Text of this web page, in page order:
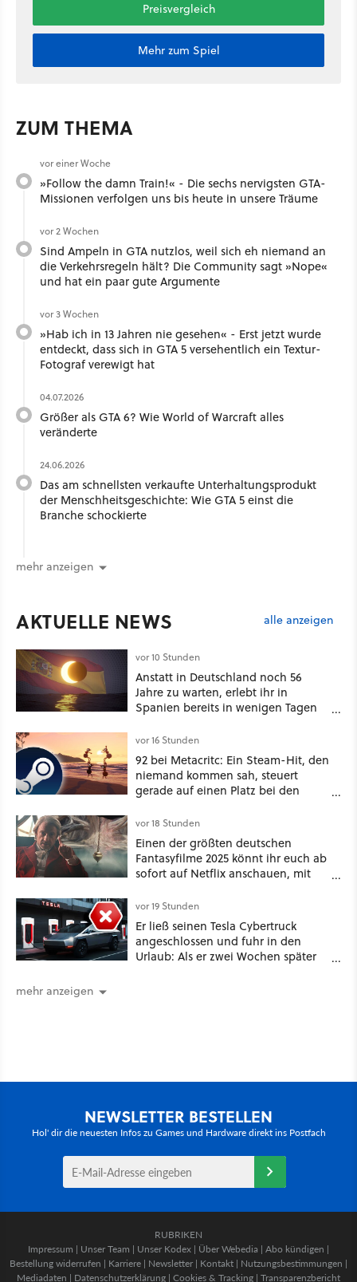
Preisvergleich
Mehr zum Spiel
ZUM THEMA
vor einer Woche
»Follow the damn Train!« - Die sechs nervigsten GTA-
Missionen verfolgen uns bis heute in unsere Träume
vor 2 Wochen
Sind Ampeln in GTA nutzlos, weil sich eh niemand an
die Verkehrsregeln hält? Die Community sagt »Nope«
und hat ein paar gute Argumente
vor 3 Wochen
»Hab ich in 13 Jahren nie gesehen« - Erst jetzt wurde
entdeckt, dass sich in GTA 5 versehentlich ein Textur-
Fotograf verewigt hat
04.07.2026
Größer als GTA 6? Wie World of Warcraft alles
veränderte
24.06.2026
Das am schnellsten verkaufte Unterhaltungsprodukt
der Menschheitsgeschichte: Wie GTA 5 einst die
Branche schockierte
mehr anzeigen
AKTUELLE NEWS alle anzeigen
vor 10 Stunden
Anstatt in Deutschland noch 56
Jahre zu warten, erlebt ihr in
Spanien bereits in wenigen Tagen
vor 16 Stunden
92 bei Metacritc: Ein Steam-Hit, den
niemand kommen sah, steuert
gerade auf einen Platz bei den
vor 18 Stunden
Einen der größten deutschen
Fantasyfilme 2025 könnt ihr euch ab
sofort auf Netflix anschauen, mit
vor 19 Stunden
Er ließ seinen Tesla Cybertruck
angeschlossen und fuhr in den
Urlaub: Als er zwei Wochen später
mehr anzeigen
NEWSLETTER BESTELLEN
Hol' dir die neuesten Infos zu Games und Hardware direkt ins Postfach
RUBRIKEN
Impressum | Unser Team | Unser Kodex | Über Webedia | Abo kündigen |
Bestellung widerrufen | Karriere | Newsletter | Kontakt | Nutzungsbestimmungen |
Mediadaten | Datenschutzerklärung | Cookies & Tracking | Transparenzbericht